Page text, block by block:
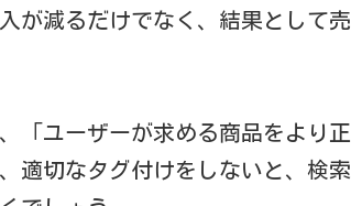
が減るだけでなく、結果として売
「ユーザーが求める商品をより正
適切なタグ付けをしないと、検索